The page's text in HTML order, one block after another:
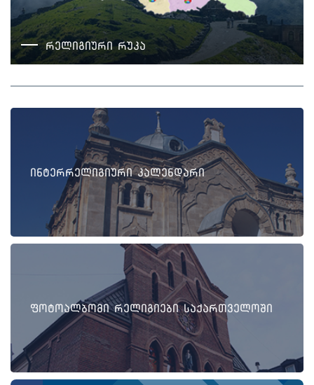
რელიგიური რუკა
ინტერრელიგიური კალენდარი
ფოტოალბომი რელიგიები საქართველოში